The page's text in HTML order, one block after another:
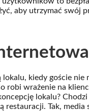
aby utrzymać swój
kiedy goście nie
robi wrażenie na
lokalu?
restauracji. Tak, media